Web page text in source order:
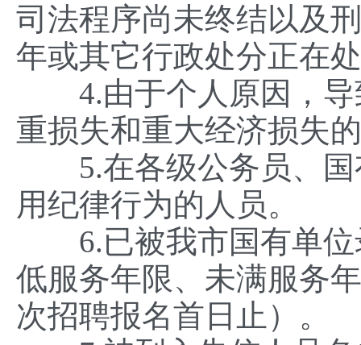
司法程序尚未终结以及
年或其它行政处分正在
4.由于个人原因，导
重损失和重大经济损失
5.在各级公务员、国
用纪律行为的人员。
6.已被我市国有单位
低服务年限、未满服务
次招聘报名首日止）。